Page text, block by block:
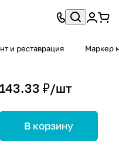
и реставрация Маркер
143.33 ₽/шт
В корзину